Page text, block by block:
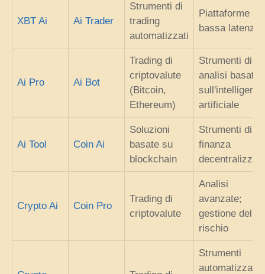
XBT Ai Ai Trader
Strumenti di
trading
automatizzati
Piattaforme a
bassa latenza
Ai Pro Ai Bot
Trading di
criptovalute
(Bitcoin,
Ethereum)
Strumenti di
analisi basati
sull'intelligenza
artificiale
Ai Tool Coin Ai
Soluzioni
basate su
blockchain
Strumenti di
finanza
Crypto Ai Coin Pro
Trading di
criptovalute
Analisi
avanzate;
gestione del
rischio
Strumenti
automatizzati